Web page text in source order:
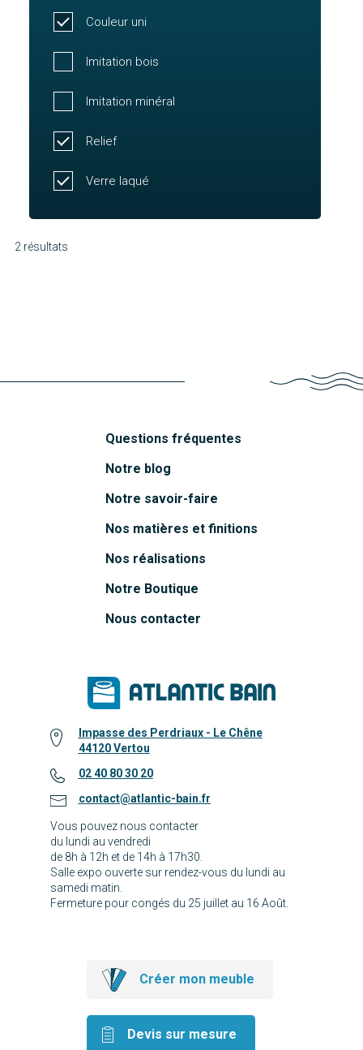
Couleur uni
Imitation bois
Imitation minéral
Relief
Verre laqué
2 résultats
Questions fréquentes
Notre blog
Notre savoir-faire
Nos matières et finitions
Nos réalisations
Notre Boutique
Nous contacter
Impasse des Perdriaux - Le Chêne
44120 Vertou
02 40 80 30 20
contact@atlantic-bain.fr
Vous pouvez nous contacter
du lundi au vendredi
de 8h à 12h et de 14h à 17h30.
Salle expo ouverte sur rendez-vous du lundi au
samedi matin.
Fermeture pour congés du 25 juillet au 16 Août.
Créer mon meuble
Devis sur mesure